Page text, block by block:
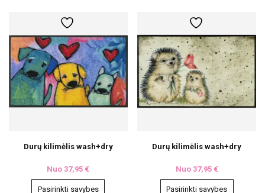
The
options
may
be
chosen
on
the
product
page
The
options
may
be
chosen
on
the
product
page
Durų kilimėlis wash+dry
Nuo37,95 €
Pasirinkti savybes
Durų kilimėlis wash+dry
Nuo 37,95 €
Pasirinkti savybes